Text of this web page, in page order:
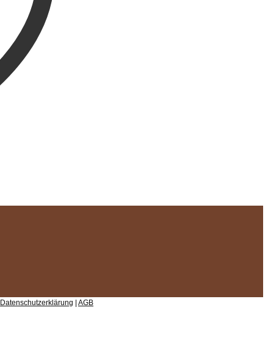
Datenschutzerklärung | AGB